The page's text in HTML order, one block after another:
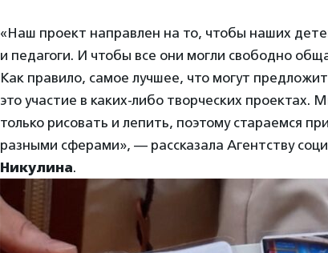
«Наш проект направлен на то, чтобы наших
и педагоги. И чтобы все они могли свободно
Как правило, самое лучшее, что могут
это участие в каких-либо творческих проектах.
только рисовать и лепить, поэтому стараемся
разными сферами», — рассказала Агентству
Никулина.